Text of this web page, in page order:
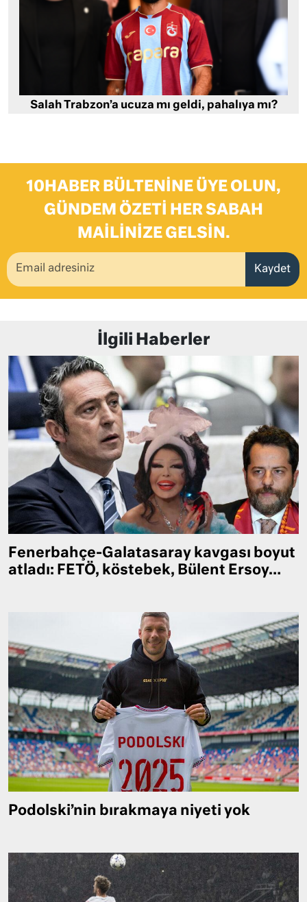
Salah Trabzon’a ucuza mı geldi, pahalıya mı?
10HABER BÜLTENINE ÜYE OLUN,
GÜNDEM ÖZETI HER SABAH
MAILINIZE GELSIN.
Kaydet
İlgili Haberler
Fenerbahçe-Galatasaray kavgası boyut
atladı: FETÖ, köstebek, Bülent Ersoy…
Podolski’nin bırakmaya niyeti yok